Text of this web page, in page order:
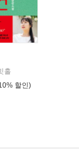
홀
할인)